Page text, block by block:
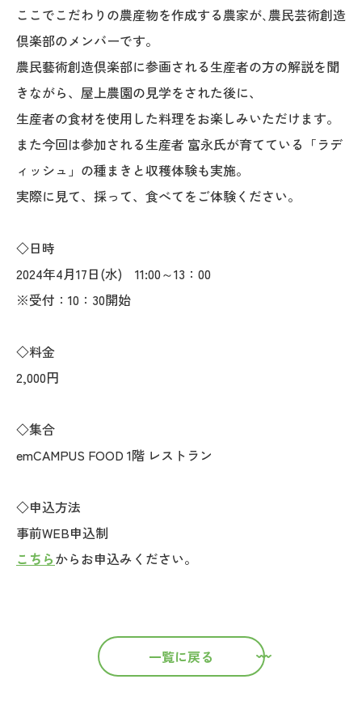
ここでこだわりの農産物を作成する農家が､農民芸術創造
倶楽部のメンバーです。
農民藝術創造倶楽部に参画される生産者の方の解説を聞
きながら、屋上農園の見学をされた後に、
生産者の食材を使用した料理をお楽しみいただけます。
また今回は参加される生産者 富永氏が育てている「ラデ
ィッシュ」の種まきと収穫体験も実施。
実際に見て、採って、食べてをご体験ください。
◇日時
2024年4月17日(水) 11:00～13：00
※受付：10：30開始
◇料金
2,000円
◇集合
emCAMPUS FOOD 1階 レストラン
◇申込方法
事前WEB申込制
こちらからお申込みください。
一覧に戻る